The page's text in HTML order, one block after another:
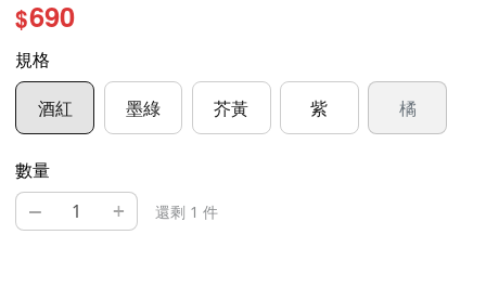
$690
規格
酒紅 墨綠 芥黃 紫 橘
數量
– + 還剩 1 件